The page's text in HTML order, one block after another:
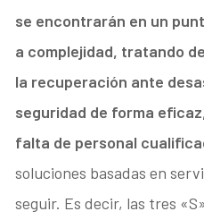
se encontrarán en un
a complejidad, tratando
la recuperación ante
seguridad de forma
falta de personal
soluciones basadas en
seguir. Es decir, las tres